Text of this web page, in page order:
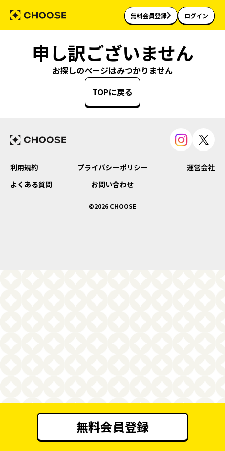
無料会員登録 ログイン
申し訳ございません
お探しのページはみつかりません
TOPに戻る
利用規約 プライバシーポリシー
運営会社
よくある質問
お問い合わせ
©2026 CHOOSE
無料会員登録